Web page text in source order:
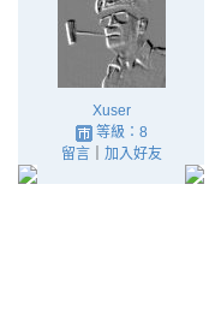
Xuser
等級：8
留言｜ 加入好友